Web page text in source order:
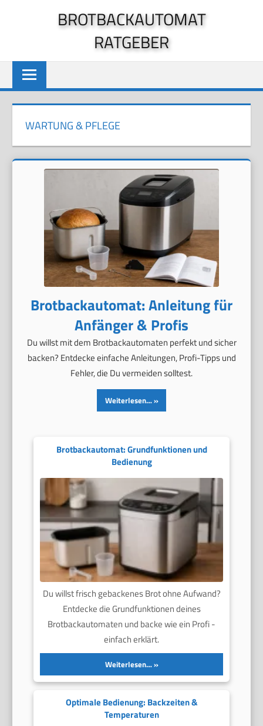
BROTBACKAUTOMAT
RATGEBER
WARTUNG & PFLEGE
Brotbackautomat: Anleitung für
Anfänger & Profis
Du willst mit dem Brotbackautomaten perfekt und sicher
backen? Entdecke einfache Anleitungen, Profi-Tipps und
Fehler, die Du vermeiden solltest.
Weiterlesen…
Brotbackautomat: Grundfunktionen und
Bedienung
Du willst frisch gebackenes Brot ohne Aufwand?
Entdecke die Grundfunktionen deines
Brotbackautomaten und backe wie ein Profi -
einfach erklärt.
Weiterlesen…
Optimale Bedienung: Backzeiten &
Temperaturen